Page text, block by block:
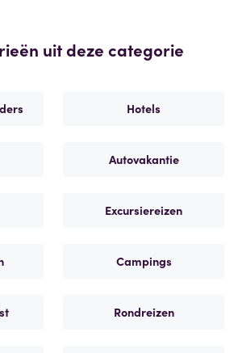
uit deze categorie
Hotels
Autovakantie
Excursiereizen
Campings
Rondreizen